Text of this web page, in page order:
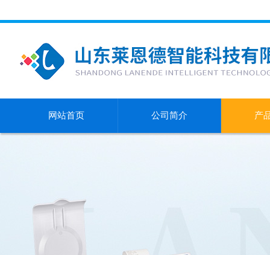
网站首页 公司简介 产